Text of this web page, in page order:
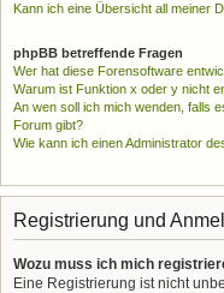
Kann ich eine Übersicht all meiner
phpBB betreffende Fragen
Wer hat diese Forensoftware
Warum ist Funktion x oder y nicht
An wen soll ich mich wenden, falls
Forum gibt?
Wie kann ich einen Administrator
Registrierung und
Wozu muss ich mich
Eine Registrierung ist nicht